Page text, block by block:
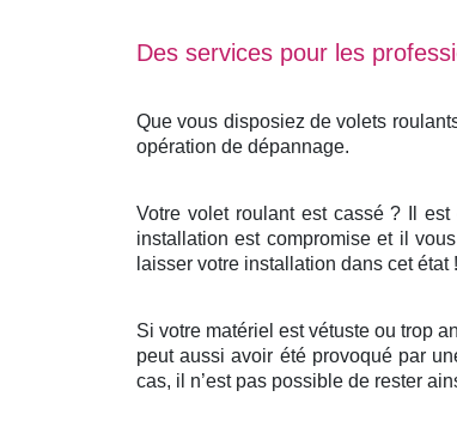
Des services pour les
Que vous disposiez de volets
opération de dépannage.
Votre volet roulant est cassé ? Il
installation est compromise et il
laisser votre installation dans cet état !
Si votre matériel est vétuste ou trop
peut aussi avoir été provoqué par
cas, il n’est pas possible de rester